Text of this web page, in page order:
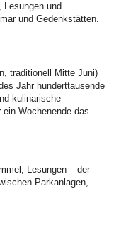
Lesungen und
und Gedenkstätten.
traditionell Mitte Juni)
Jahr hunderttausende
kulinarische
Wochenende das
Lesungen – der
Parkanlagen,